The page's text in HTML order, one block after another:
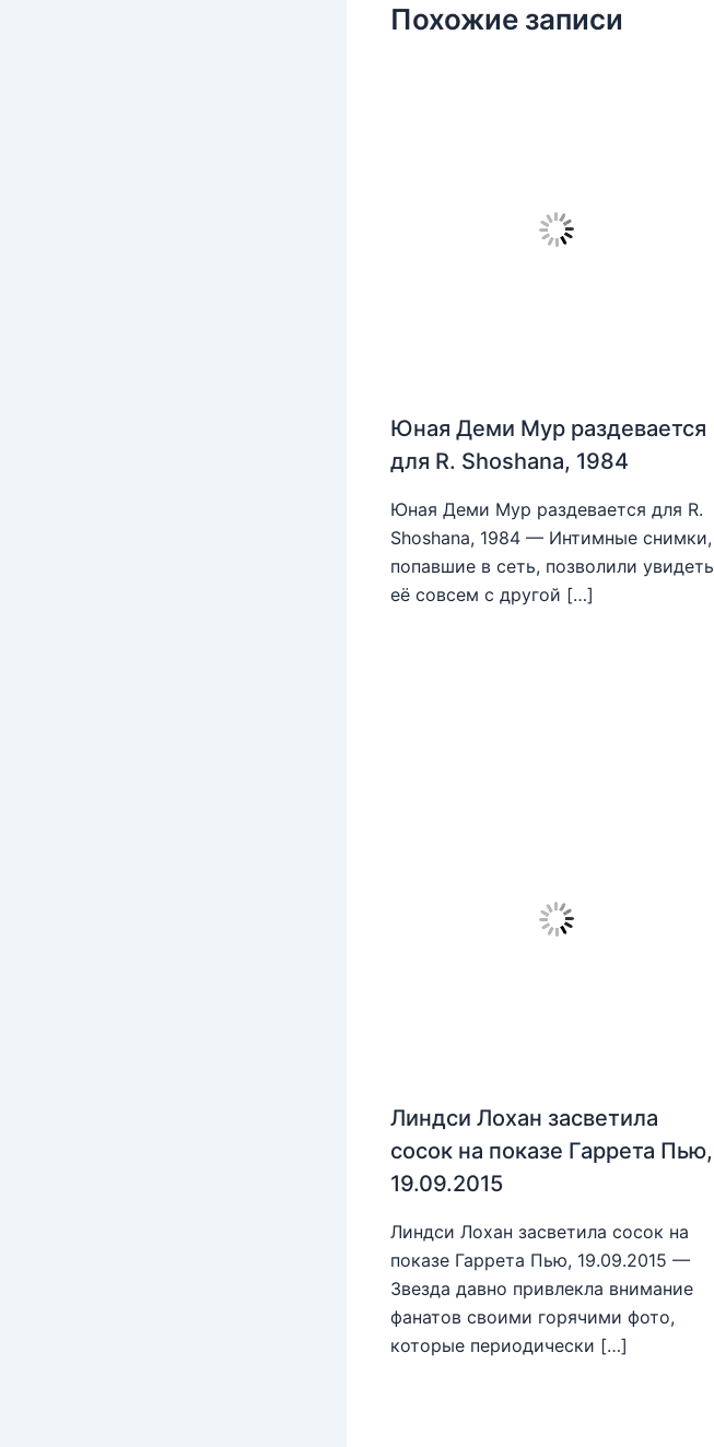
Похожие записи
Юная Деми Мур раздевается
для R. Shoshana, 1984
Юная Деми Мур раздевается для R.
Shoshana, 1984 — Интимные снимки,
попавшие в сеть, позволили увидеть
её совсем с другой […]
Линдси Лохан засветила
сосок на показе Гаррета Пью,
19.09.2015
Линдси Лохан засветила сосок на
показе Гаррета Пью, 19.09.2015 —
Звезда давно привлекла внимание
фанатов своими горячими фото,
которые периодически […]